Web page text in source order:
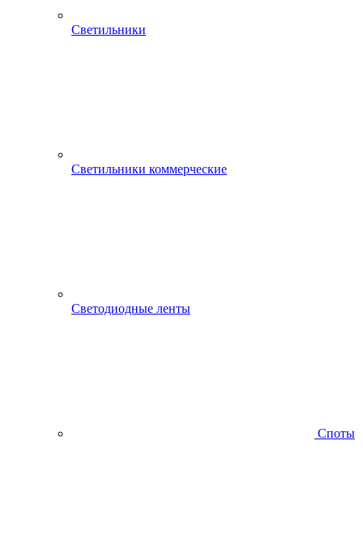
Светильники
Светильники коммерческие
Светодиодные ленты
Споты